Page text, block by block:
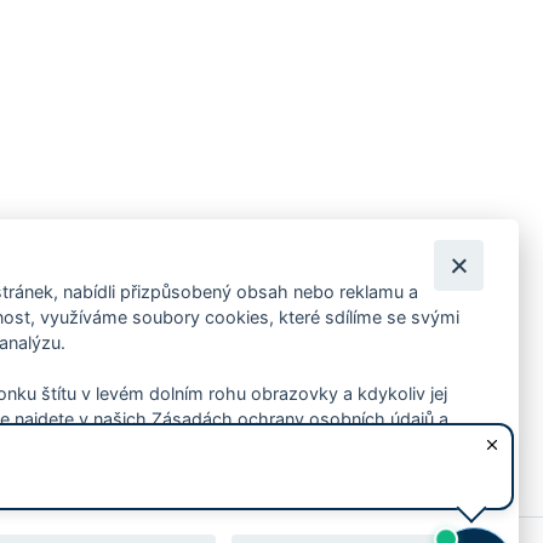
pozvánky na kulturní a sportovní akce?
nabídli přizpůsobený obsah nebo reklamu a
využíváme soubory cookies, které sdílíme se svými
štítu v levém dolním rohu obrazovky a kdykoliv jej
najdete v našich Zásadách ochrany osobních údajů a